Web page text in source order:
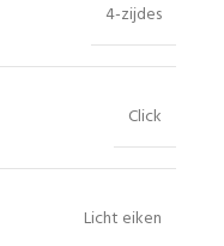
4-zijdes
Click
Licht eiken